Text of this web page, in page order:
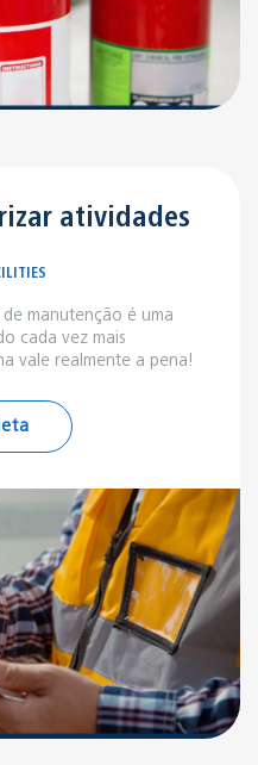
atividades
manutenção é uma
cada vez mais
vale realmente a pena!